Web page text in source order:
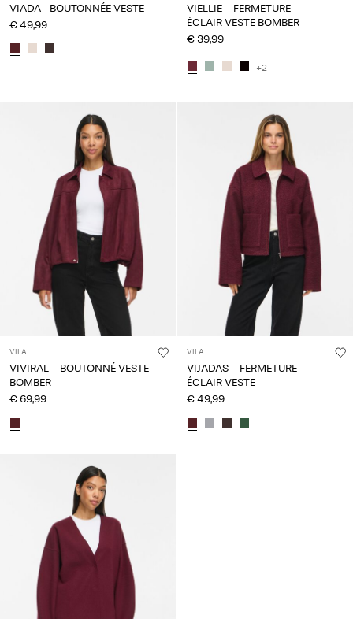
VIADA- BOUTONNÉE VESTE
€ 49,99
VIELLIE - FERMETURE
ÉCLAIR VESTE BOMBER
€ 39,99
+2
VILA
VIVIRAL - BOUTONNÉ VESTE
BOMBER
€ 69,99
VILA
VIJADAS - FERMETURE
ÉCLAIR VESTE
€ 49,99